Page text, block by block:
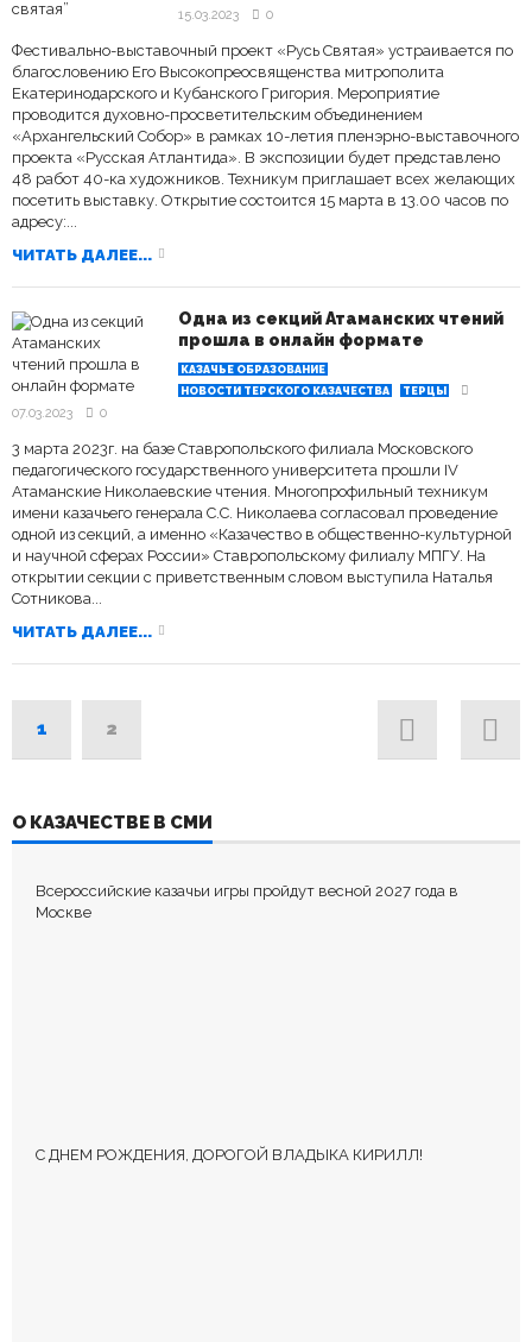
15.03.2023 0
Фестивально-выставочный проект «Русь Святая» устраивается по
благословению Его Высокопреосвященства митрополита
Екатеринодарского и Кубанского Григория. Мероприятие
проводится духовно-просветительским объединением
«Архангельский Собор» в рамках 10-летия пленэрно-выставочного
проекта «Русская Атлантида». В экспозиции будет представлено
48 работ 40-ка художников. Техникум приглашает всех желающих
посетить выставку. Открытие состоится 15 марта в 13.00 часов по
адресу:...
ЧИТАТЬ ДАЛЕЕ...
Одна из секций Атаманских чтений
прошла в онлайн формате
КАЗАЧЬЕ ОБРАЗОВАНИЕ
НОВОСТИ ТЕРСКОГО КАЗАЧЕСТВА
ТЕРЦЫ
07.03.2023 0
3 марта 2023г. на базе Ставропольского филиала Московского
педагогического государственного университета прошли IV
Атаманские Николаевские чтения. Многопрофильный техникум
имени казачьего генерала С.С. Николаева согласовал проведение
одной из секций, а именно «Казачество в общественно-культурной
и научной сферах России» Ставропольскому филиалу МПГУ. На
открытии секции с приветственным словом выступила Наталья
Сотникова...
ЧИТАТЬ ДАЛЕЕ...
1 2
О КАЗАЧЕСТВЕ В СМИ
Всероссийские казачьи игры пройдут весной 2027 года в
Москве
С ДНЕМ РОЖДЕНИЯ, ДОРОГОЙ ВЛАДЫКА КИРИЛЛ!